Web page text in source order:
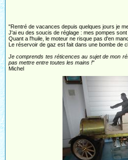
"Rentré de vacances depuis quelques jours je
J'ai eu des soucis de réglage : mes pompes
Quant a l'huile, le moteur ne risque pas d'en
Le réservoir de gaz est fait dans une bombe de
Je comprends tes réticences au sujet de mon
pas mettre entre toutes les mains !"
Michel